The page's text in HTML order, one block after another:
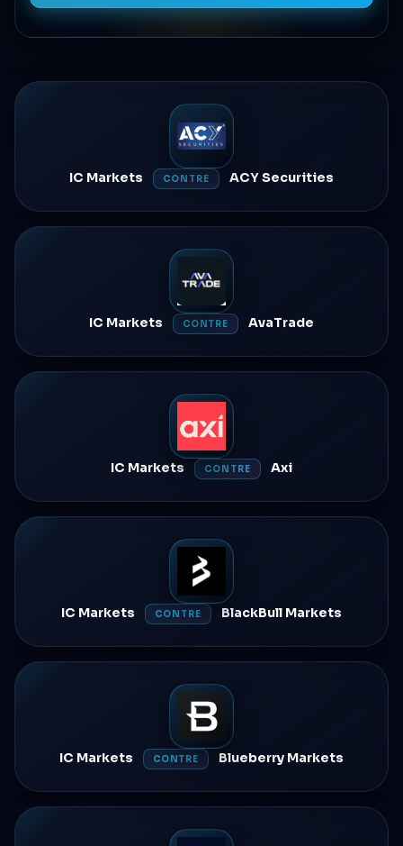
IC Markets CONTRE ACY Securities
IC Markets CONTRE AvaTrade
IC Markets CONTRE Axi
IC Markets CONTRE BlackBull Markets
IC Markets CONTRE Blueberry Markets